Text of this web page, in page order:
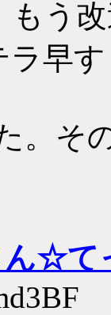
う
早す
。そ
ん☆て